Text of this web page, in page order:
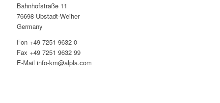
Bahnhofstraße 11
76698 Ubstadt-Weiher
Germany
Fon +49 7251 9632 0
Fax +49 7251 9632 99
E-Mail info-km@alpla.com